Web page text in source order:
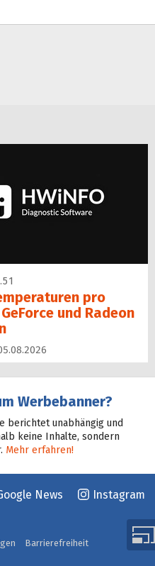
pro
und Radeon
Werbebanner?
berichtet unabhängig und
keine Inhalte, sondern
Mehr erfahren!
News Instagram
Barrierefreiheit